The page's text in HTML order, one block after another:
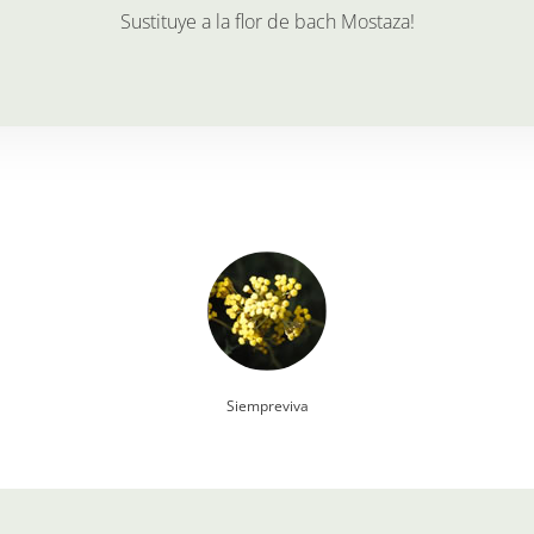
Sustituye a la flor de bach Mostaza!
Siempreviva